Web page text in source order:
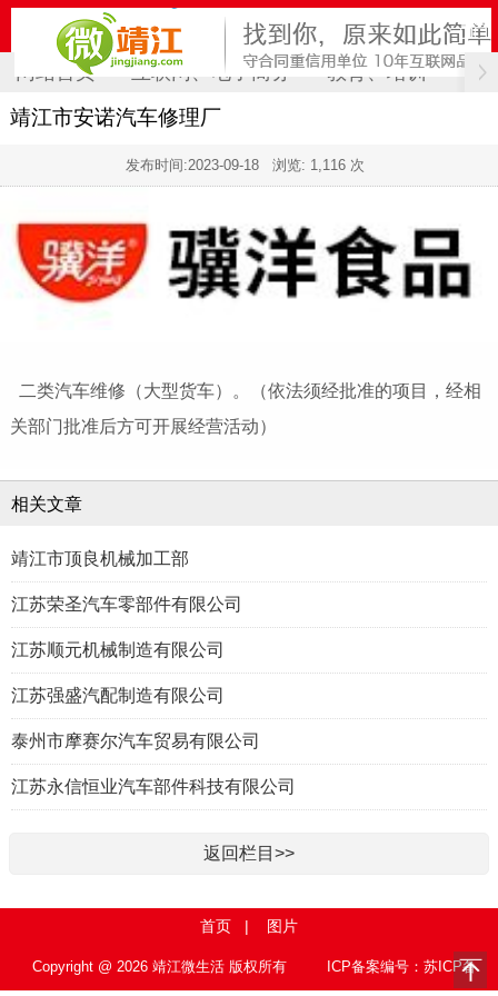
网站首页 互联网、电子商务 教育、培训 计
靖江市安诺汽车修理厂
发布时间:2023-09-18 浏览: 1,116 次
二类汽车维修（大型货车）。（依法须经批准的项目，经相
关部门批准后方可开展经营活动）
相关文章
靖江市顶良机械加工部
江苏荣圣汽车零部件有限公司
江苏顺元机械制造有限公司
江苏强盛汽配制造有限公司
泰州市摩赛尔汽车贸易有限公司
江苏永信恒业汽车部件科技有限公司
返回栏目>>
首页 | 图片
Copyright @ 2026 靖江微生活 版权所有
ICP备案编号：苏ICP备
15010767号